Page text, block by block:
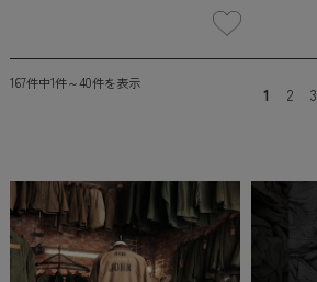
167件中1件～40件を表示
1 2 3